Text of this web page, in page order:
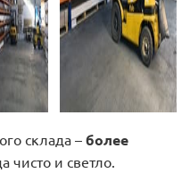
склада – более
чисто и светло.